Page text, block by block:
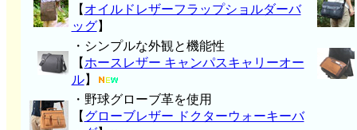
【 オイルドレザーフラップショルダーバ
ッグ】
・シンプルな外観と機能性
【 ホースレザー キャンパスキャリーオー
ル】
・野球グローブ革を使用
【 グローブレザー ドクターウォーキーバ